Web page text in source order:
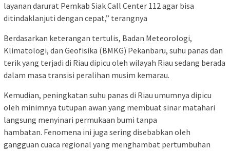
layanan darurat Pemkab Siak Call Center 112 agar bisa
ditindaklanjuti dengan cepat,” terangnya
Berdasarkan keterangan tertulis, Badan Meteorologi,
Klimatologi, dan Geofisika (BMKG) Pekanbaru, suhu panas dan
terik yang terjadi di Riau dipicu oleh wilayah Riau sedang berada
dalam masa transisi peralihan musim kemarau.
Kemudian, peningkatan suhu panas di Riau umumnya dipicu
oleh minimnya tutupan awan yang membuat sinar matahari
langsung menyinari permukaan bumi tanpa
hambatan. Fenomena ini juga sering disebabkan oleh
gangguan cuaca regional yang menghambat pertumbuhan